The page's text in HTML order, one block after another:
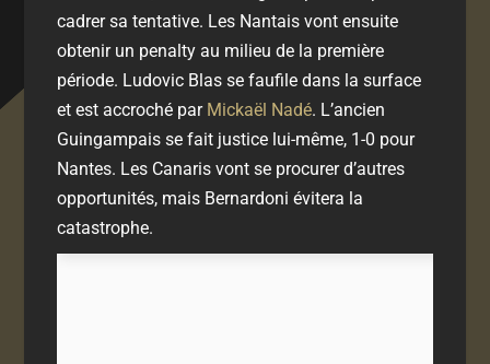
cadrer sa tentative. Les Nantais vont ensuite
obtenir un penalty au milieu de la première
période. Ludovic Blas se faufile dans la surface
et est accroché par Mickaël Nadé. L’ancien
Guingampais se fait justice lui-même, 1-0 pour
Nantes. Les Canaris vont se procurer d’autres
opportunités, mais Bernardoni évitera la
catastrophe.